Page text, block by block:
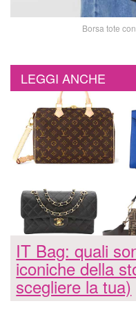
Borsa tote
LEGGI ANCHE
IT Bag: quali
iconiche della
scegliere la tua)